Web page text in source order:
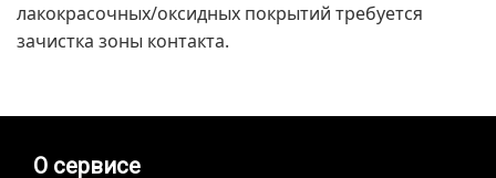
лакокрасочных/оксидных покрытий требуется
зачистка зоны контакта.
О сервисе